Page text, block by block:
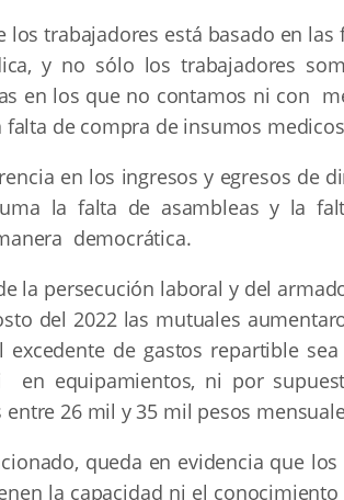
los trabajadores está basado en
y no sólo los trabajadores
en los que no contamos ni con
falta de compra de insumos
en los ingresos y egresos de
la falta de asambleas y la
democrática.
la persecución laboral y del
del 2022 las mutuales
excedente de gastos repartible
en equipamientos, ni por
26 mil y 35 mil pesos
queda en evidencia que
la capacidad ni el